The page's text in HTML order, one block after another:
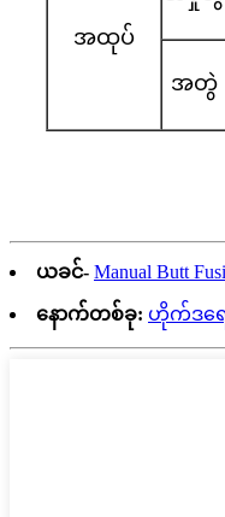
အထုပ်
အတွဲ
ယခင်- Manual Butt
နောက်တစ်ခု: ဟိုက်ဒရေ